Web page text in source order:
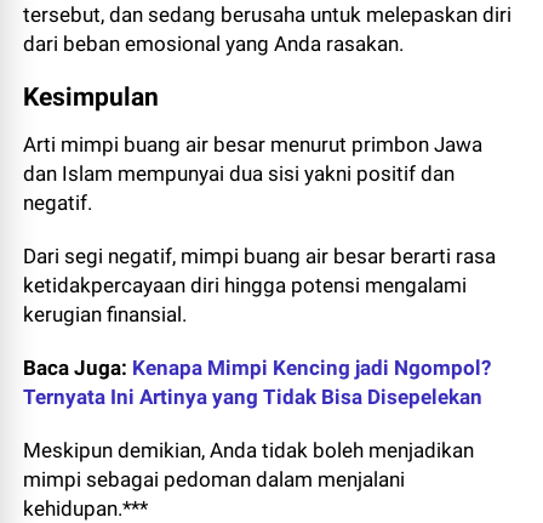
tersebut, dan sedang berusaha untuk melepaskan diri
dari beban emosional yang Anda rasakan.
Kesimpulan
Arti mimpi buang air besar menurut primbon Jawa
dan Islam mempunyai dua sisi yakni positif dan
negatif.
Dari segi negatif, mimpi buang air besar berarti rasa
ketidakpercayaan diri hingga potensi mengalami
kerugian finansial.
Baca Juga: Kenapa Mimpi Kencing jadi Ngompol?
Ternyata Ini Artinya yang Tidak Bisa Disepelekan
Meskipun demikian, Anda tidak boleh menjadikan
mimpi sebagai pedoman dalam menjalani
kehidupan.***